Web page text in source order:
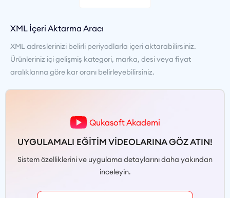
XML İçeri Aktarma Aracı
XML adreslerinizi belirli periyodlarla içeri aktarabilirsiniz.
Ürünleriniz içi gelişmiş kategori, marka, desi veya fiyat
aralıklarına göre kar oranı belirleyebilirsiniz.
Qukasoft Akademi
UYGULAMALI EĞİTİM VİDEOLARINA GÖZ ATIN!
Sistem özelliklerini ve uygulama detaylarını daha yakından
inceleyin.